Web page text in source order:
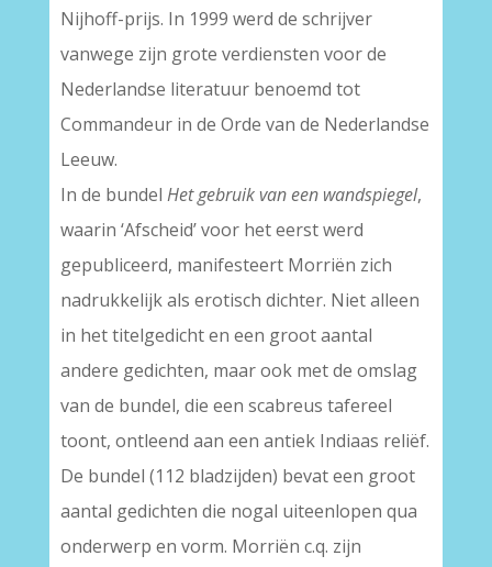
Nijhoff-prijs. In 1999 werd de schrijver
vanwege zijn grote verdiensten voor de
Nederlandse literatuur benoemd tot
Commandeur in de Orde van de Nederlandse
Leeuw.
In de bundel Het gebruik van een wandspiegel,
waarin ‘Afscheid’ voor het eerst werd
gepubliceerd, manifesteert Morriën zich
nadrukkelijk als erotisch dichter. Niet alleen
in het titelgedicht en een groot aantal
andere gedichten, maar ook met de omslag
van de bundel, die een scabreus tafereel
toont, ontleend aan een antiek Indiaas reliëf.
De bundel (112 bladzijden) bevat een groot
aantal gedichten die nogal uiteenlopen qua
onderwerp en vorm. Morriën c.q. zijn